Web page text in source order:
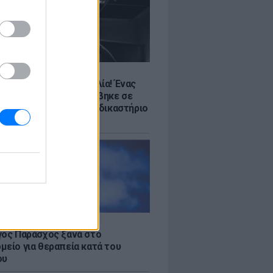
σκηνικό στην Ουαλία! Ένας
Χάρος και ανέβηκε σε
- H συνέχεια στο δικαστήριο
πιο περίεργη!
Παράσχος ξανά στο
για θεραπεία κατά του